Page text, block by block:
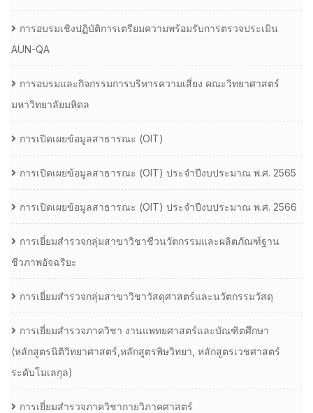
การอบรมเชิงปฏิบัติการเตรียมความพร้อมรับการตรวจประเมิน
AUN-QA
การอบรมและกิจกรรมการบริหารความเสี่ยง คณะวิทยาศาสตร์
มหาวิทยาลัยมหิดล
การเปิดเผยข้อมูลสาธารณะ (OIT)
การเปิดเผยข้อมูลสาธารณะ (OIT) ประจำปีงบประมาณ พ.ศ. 2565
การเปิดเผยข้อมูลสาธารณะ (OIT) ประจำปีงบประมาณ พ.ศ. 2566
การเยี่ยมสำรวจกลุ่มสาขาวิชาชีวนวัตกรรมและผลิตภัณฑ์ฐาน
ชีวภาพอัจฉริยะ
การเยี่ยมสำรวจกลุ่มสาขาวิชาวัสดุศาสตร์และนวัตกรรมวัสดุ
การเยี่ยมสำรวจภาควิชา งานแพทยศาสตร์และบัณฑิตศึกษา
(หลักสูตรนิติวิทยาศาสตร์,หลักสูตรพิษวิทยา, หลักสูตรเวชศาสตร์
ระดับโมเลกุล)
การเยี่ยมสำรวจภาควิชากายวิภาคศาสตร์